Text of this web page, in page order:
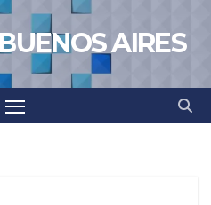
AIRES